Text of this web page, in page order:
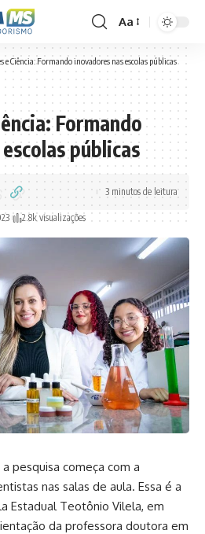
Font
Resizer
Aa
e Ciência: Formando inovadores nas escolas públicas
Formando
públicas
2.8k visualizações
3 minutos de leitura
pesquisa começa com a
nas salas de aula. Essa é a
Estadual Teotônio Vilela, em
da professora doutora em